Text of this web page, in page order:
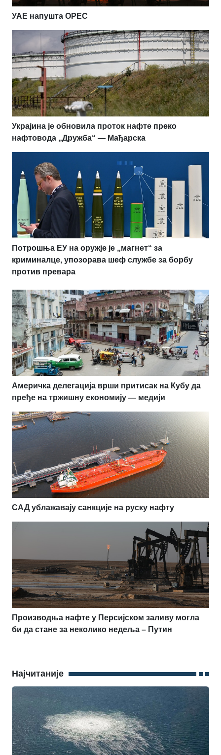
УАЕ напушта OPEC
Украјина је обновила проток нафте преко
нафтовода „Дружба“ — Мађарска
Потрошња ЕУ на оружје је „магнет“ за
криминалце, упозорава шеф службе за борбу
против превара
Америчка делегација врши притисак на Кубу да
пређе на тржишну економију — медији
САД ублажавају санкције на руску нафту
Производња нафте у Персијском заливу могла
би да стане за неколико недеља – Путин
Најчитаније